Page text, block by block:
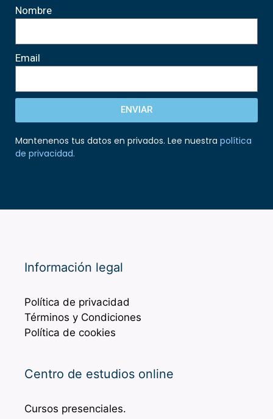
Nombre
Email
ENVIAR
Mantenenos tus datos en privados. Lee nuestra política
de privacidad.
Información legal
Política de privacidad
Términos y Condiciones
Política de cookies
Centro de estudios online
Cursos presenciales.